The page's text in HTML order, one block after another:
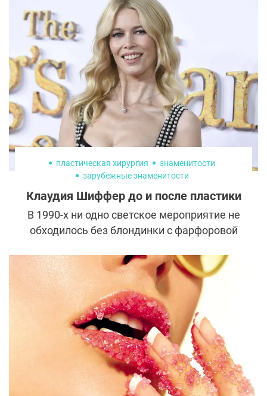
использование и в России.
пластическая хирургия
знаменитости
зарубежные знаменитости
Клаудия Шиффер до и после пластики
В 1990-х ни одно светское мероприятие не
обходилось без блондинки с фарфоровой
появлялась на ковровых дорожках в
скромных элегантных платьях, но всегда
привлекала множество восторженных
взглядов.